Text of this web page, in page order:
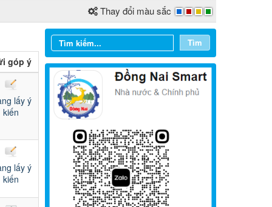
Thay đổi màu sắc
góp ý
lấy ý
kiến
lấy ý
kiến
Tìm
Từ ngày 03/8/2026 đến ngày
09/8/2026
Từ ngày 27/7/2026 đến ngày
02/8/2026